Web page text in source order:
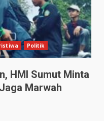
Politik
HMI Sumut Minta
Marwah